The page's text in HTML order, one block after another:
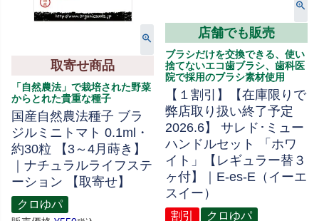
取寄せ商品
「自然農法」で栽培された野菜
からとれた貴重な種子
国産自然農法種子 ブラ
ジルミニトマト 0.1ml・
約30粒 【3～4月蒔き】
｜ナチュラルライフステ
ーション 【取寄せ】
クロゆパ
店舗でも販売
ブラシだけを交換できる、使い
捨てないエコ歯ブラシ、歯科医
院で採用のブラシ素材使用
【１割引】【在庫限りで
弊店取り扱い終了予定
2026.6】 サレド･ミュー
ハンドルセット 「ホワ
イト」【レギュラー替３
ヶ付】｜E-es-E（イーエ
スイー）
割引 クロゆパ